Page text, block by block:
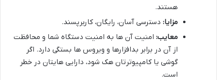
هستند.
مزایا: دسترسی آسان، رایگان، کاربرپسند.
معایب: امنیت آن ها به امنیت دستگاه شما و محافظت
از آن در برابر بدافزارها و ویروس ها بستگی دارد. اگر
گوشی یا کامپیوترتان هک شود، دارایی هایتان در خطر
است.